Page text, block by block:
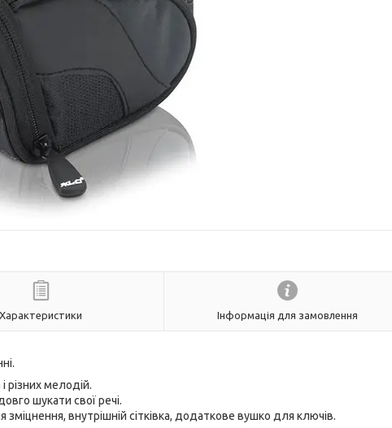
Характеристики Інформація для замовлення
різних мелодій.
шукати свої речі.
внутрішній сітківка, додаткове вушко для ключів.